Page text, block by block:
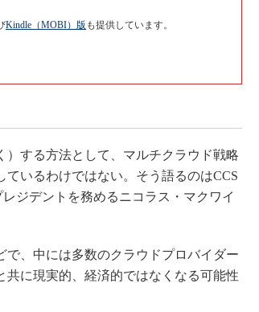
Kindle（MOBI）版 も提供しています。
する方法として、マルチクラウド戦略
いるわけではない。そう語るのはCCS
ジデントを務めるニコラス・マクワイ
、中には多数のクラウドプロバイダー
に現実的、経済的ではなくなる可能性